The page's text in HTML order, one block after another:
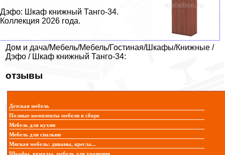
Дэфо: Шкаф книжный Танго-34.
Коллекция 2026 года.
Дом и дача/Мебель/Мебель/Гостиная/Шкафы/Книжные /
Дэфо / Шкаф книжный Танго-34:
отзывы
Детская мебель
Полные комплекты мебели в сборе
Мебель для кухни
Мебель для спальни
Мягкая мебель: диваны, кресла...
Шкафы, комоды, мебель для хранения